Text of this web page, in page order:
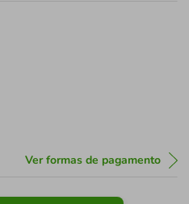
Ver formas de pagamento